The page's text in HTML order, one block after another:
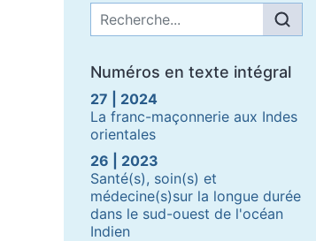
Menu principal
Numéros en texte intégral
27 | 2024
La franc-maçonnerie aux Indes
orientales
26 | 2023
Santé(s), soin(s) et
médecine(s)sur la longue durée
dans le sud-ouest de l'océan
Indien